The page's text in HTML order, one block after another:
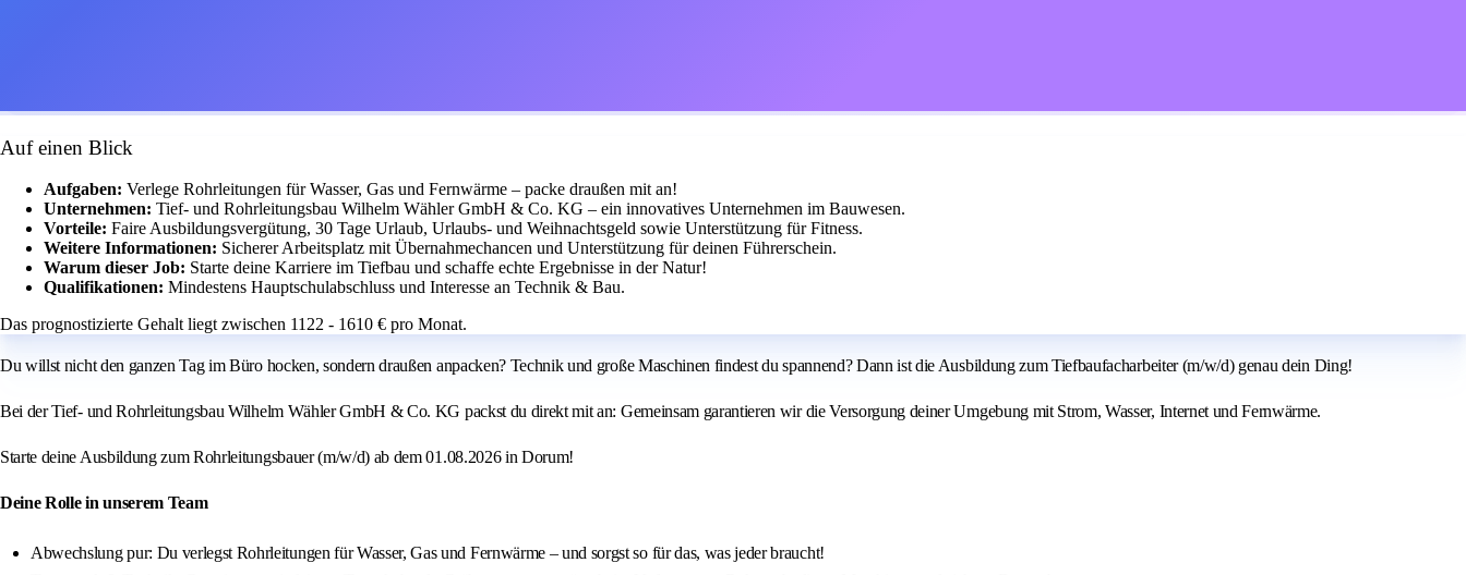
Auf einen Blick
Aufgaben: Verlege Rohrleitungen für Wasser, Gas und Fernwärme – packe draußen mit an!
Unternehmen: Tief- und Rohrleitungsbau Wilhelm Wähler GmbH & Co. KG – ein innovatives Unternehmen im Bauwesen.
Vorteile: Faire Ausbildungsvergütung, 30 Tage Urlaub, Urlaubs- und Weihnachtsgeld sowie Unterstützung für Fitness.
Weitere Informationen: Sicherer Arbeitsplatz mit Übernahmechancen und Unterstützung für deinen Führerschein.
Warum dieser Job: Starte deine Karriere im Tiefbau und schaffe echte Ergebnisse in der Natur!
Qualifikationen: Mindestens Hauptschulabschluss und Interesse an Technik & Bau.
Das prognostizierte Gehalt liegt zwischen 1122 - 1610 € pro Monat.
Du willst nicht den ganzen Tag im Büro hocken, sondern draußen anpacken? Technik und große Maschinen findest du spannend? Dann ist die Ausbildung zum Tiefbaufacharbeiter (m/w/d) genau dein Ding!
Bei der Tief- und Rohrleitungsbau Wilhelm Wähler GmbH & Co. KG packst du direkt mit an: Gemeinsam garantieren wir die Versorgung deiner Umgebung mit Strom, Wasser, Internet und Fernwärme.
Starte deine Ausbildung zum Rohrleitungsbauer (m/w/d) ab dem 01.08.2026 in Dorum!
Deine Rolle in unserem Team
Abwechslung pur: Du verlegst Rohrleitungen für Wasser, Gas und Fernwärme – und sorgst so für das, was jeder braucht!